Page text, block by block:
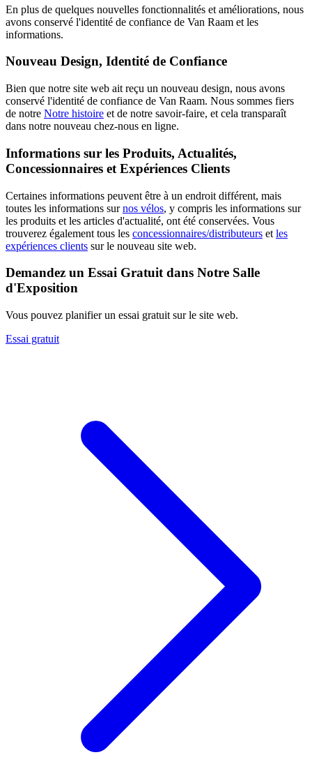
En plus de quelques nouvelles fonctionnalités et améliorations, nous
avons conservé l'identité de confiance de Van Raam et les
informations.
Nouveau Design, Identité de Confiance
Bien que notre site web ait reçu un nouveau design, nous avons
conservé l'identité de confiance de Van Raam. Nous sommes fiers
de notre Notre histoire et de notre savoir-faire, et cela transparaît
dans notre nouveau chez-nous en ligne.
Informations sur les Produits, Actualités,
Concessionnaires et Expériences Clients
Certaines informations peuvent être à un endroit différent, mais
toutes les informations surnos vélos, y compris les informations sur
les produits et les articles d'actualité, ont été conservées. Vous
trouverez également tous les concessionnaires/distributeurs et les
expériences clients sur le nouveau site web.
Demandez un Essai Gratuit dans Notre Salle
d'Exposition
Vous pouvez planifier un essai gratuit sur le site web.
Essai gratuit